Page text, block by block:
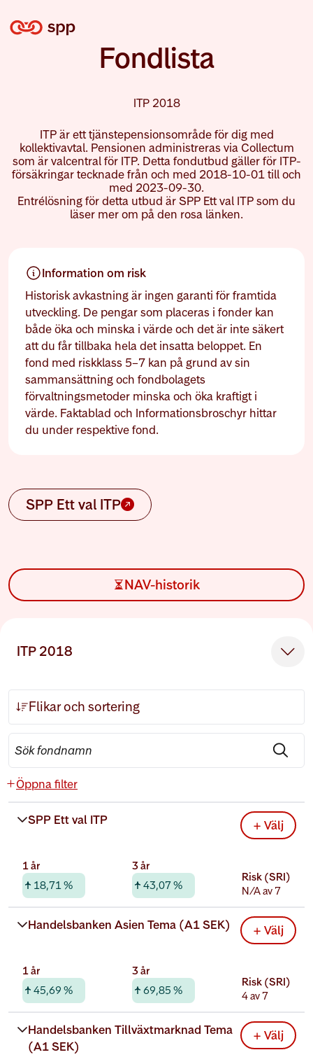
Fondlista
ITP 2018
ITP är ett tjänstepensionsområde för dig med
kollektivavtal. Pensionen administreras via Collectum
som är valcentral för ITP. Detta fondutbud gäller för ITP-
försäkringar tecknade från och med 2018-10-01 till och
med 2023-09-30.
Entrélösning för detta utbud är SPP Ett val ITP som du
läser mer om på den rosa länken.
Information om risk
Historisk avkastning är ingen garanti för framtida
utveckling. De pengar som placeras i fonder kan
både öka och minska i värde och det är inte säkert
att du får tillbaka hela det insatta beloppet. En
fond med riskklass 5–7 kan på grund av sin
sammansättning och fondbolagets
förvaltningsmetoder minska och öka kraftigt i
värde. Faktablad och Informationsbroschyr hittar
du under respektive fond.
SPP Ett val ITP
NAV-historik
ITP 2018
Flikar och sortering
Öppna filter
SPP Ett val ITP + Välj
1 år
18,71 %
3 år
43,07 %
Risk (SRI)
N/A av 7
Handelsbanken Asien Tema (A1 SEK) + Välj
1 år
45,69 %
3 år
69,85 %
Risk (SRI)
4 av 7
1,65 %
Handelsbanken Tillväxtmarknad Tema
(A1 SEK)
+ Välj